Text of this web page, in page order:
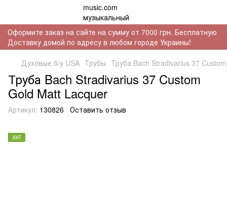
Оформите заказ на сайте на сумму от 7000 грн. Бесплатную
Доставку домой по адресу в любом городе Украины!
Духовые б/у USA Трубы Труба Bach Stradivarius 37
Труба Bach Stradivarius 37 Custom
Gold Matt Lacquer
Артикул: 130826 Оставить отзыв
ХИТ